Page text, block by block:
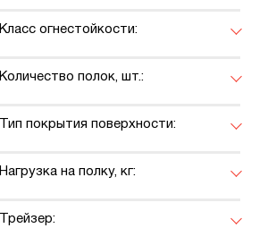
Класс огнестойкости:
Количество полок, шт.:
Тип покрытия поверхности:
Нагрузка на полку, кг:
Трейзер: